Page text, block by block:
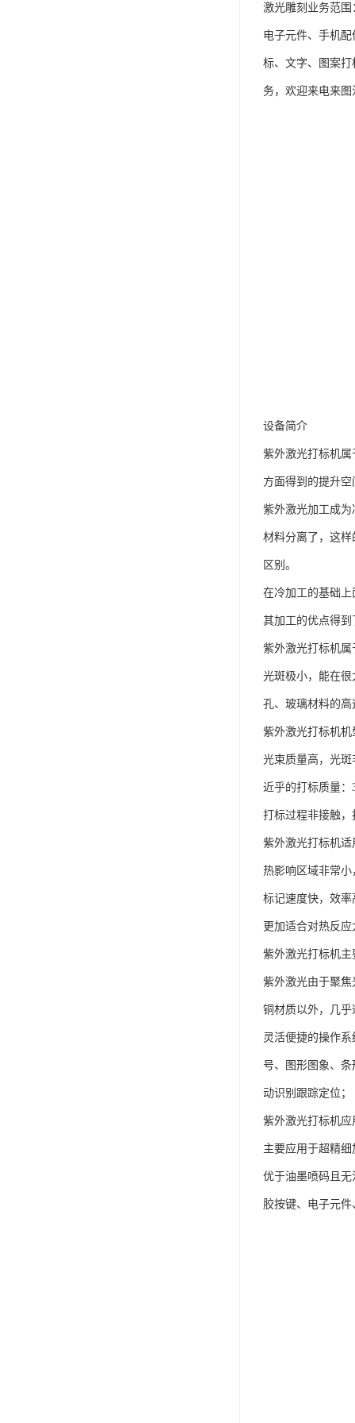
激光雕刻业务范围
电子元件、手机
标、文字、图案
务，欢迎来电来图
设备简介
紫外激光打标机
方面得到的提升
紫外激光加工成
材料分离了，这
区别。
在冷加工的基础
其加工的优点得到
紫外激光打标机属
光斑极小，能在
孔、玻璃材料的高
紫外激光打标机机
光束质量高，光斑
近乎的打标质量：
打标过程非接触，
紫外激光打标机适
热影响区域非常小
标记速度快，效率
更加适合对热反
紫外激光打标机主
紫外激光由于聚
铜材质以外，几乎
灵活便捷的操作系
号、图形图象、条
动识别跟踪定位；
紫外激光打标机应
主要应用于超精
优于油墨喷码且
胶按键、电子元件